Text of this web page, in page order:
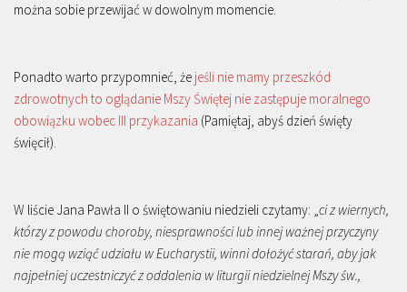
można sobie przewijać w dowolnym momencie.
Ponadto warto przypomnieć, że jeśli nie mamy przeszkód
zdrowotnych to oglądanie Mszy Świętej nie zastępuje moralnego
obowiązku wobec III przykazania (Pamiętaj, abyś dzień święty
święcił).
W liście Jana Pawła II o świętowaniu niedzieli czytamy: „ci z wiernych,
którzy z powodu choroby, niesprawności lub innej ważnej przyczyny
nie mogą wziąć udziału w Eucharystii, winni dołożyć starań, aby jak
najpełniej uczestniczyć z oddalenia w liturgii niedzielnej Mszy św.,